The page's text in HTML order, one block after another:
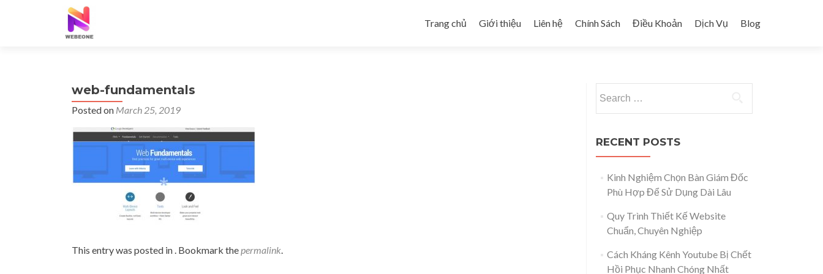
Trang chủ
Giới thiệu Liên hệ Chính Sách Điều Khoản Dịch Vụ Blog
web-fundamentals
Posted on March 25, 2019
This entry was posted in . Bookmark thepermalink.
RECENT POSTS
Kinh Nghiệm Chọn Bàn Giám Đốc
Phù Hợp Để Sử Dụng Dài Lâu
Quy Trình Thiết Kế Website
Chuẩn, Chuyên Nghiệp
Cách Kháng Kênh Youtube Bị Chết
Hồi Phục Nhanh Chóng Nhất